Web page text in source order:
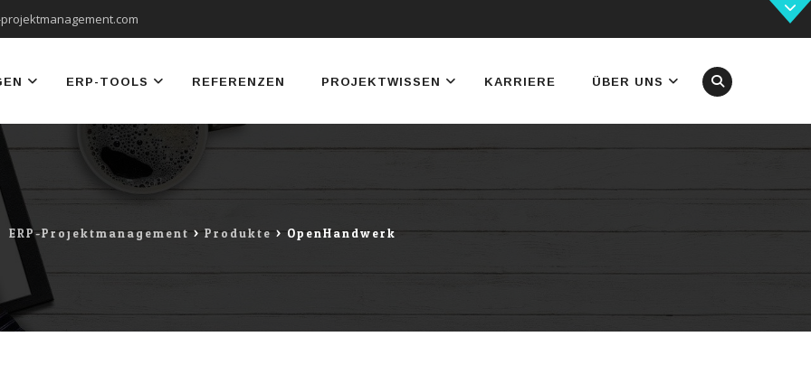
ERP-TOOLS REFERENZEN PROJEKTWISSEN KARRIERE ÜBER UNS
ERP-Projektmanagement>Produkte > OpenHandwerk